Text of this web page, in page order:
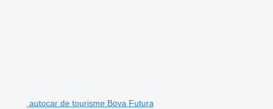
autocar de tourisme Bova Futura